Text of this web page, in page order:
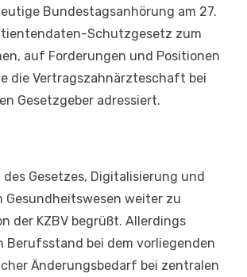
Bundestagsanhörung am 27.
Schutzgesetz zum
auf Forderungen und Positionen
die Vertragszahnärzteschaft bei
Gesetzgeber adressiert.
Gesetzes, Digitalisierung und
Gesundheitswesen weiter zu
der KZBV begrüßt. Allerdings
Berufsstand bei dem vorliegenden
Änderungsbedarf bei zentralen